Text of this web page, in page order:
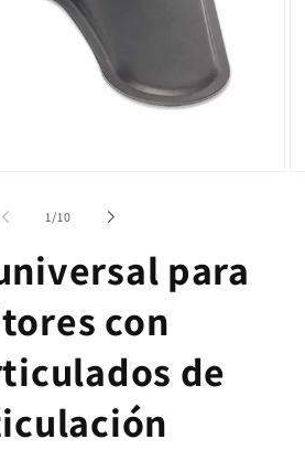
1 /de
10
para
con
de